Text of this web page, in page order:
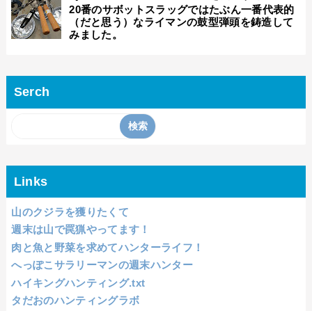
20番のサボットスラッグではたぶん一番代表的
（だと思う）なライマンの鼓型弾頭を鋳造して
みました。
Serch
Links
山のクジラを獲りたくて
週末は山で罠猟やってます！
肉と魚と野菜を求めてハンターライフ！
へっぽこサラリーマンの週末ハンター
ハイキングハンティング.txt
タだおのハンティングラボ